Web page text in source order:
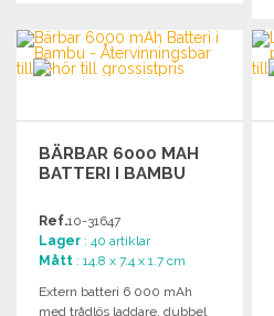
Begär offert
BÄRBAR 6000 MAH
BATTERI I BAMBU
Ref.10-31647
Lager : 40 artiklar
Mått : 14.8 x 7.4 x 1.7 cm
Extern batteri 6 000 mAh
med trådlös laddare, dubbel